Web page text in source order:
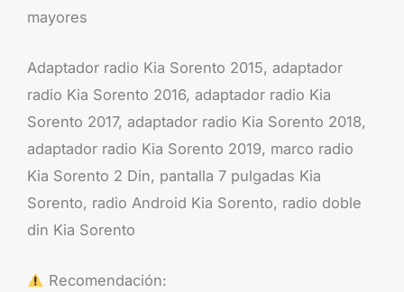
mayores
Adaptador radio Kia Sorento 2015, adaptador
radio Kia Sorento 2016, adaptador radio Kia
Sorento 2017, adaptador radio Kia Sorento 2018,
adaptador radio Kia Sorento 2019, marco radio
Kia Sorento 2 Din, pantalla 7 pulgadas Kia
Sorento, radio Android Kia Sorento, radio doble
din Kia Sorento
Recomendación: